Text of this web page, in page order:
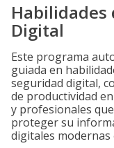
Habilidades
Digital
Este programa
guiada en
seguridad digital,
de productividad
y profesionales
proteger su
digitales modernas